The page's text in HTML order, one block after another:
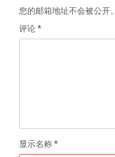
您的邮箱地址不会被公开。
评论*
显示名称*